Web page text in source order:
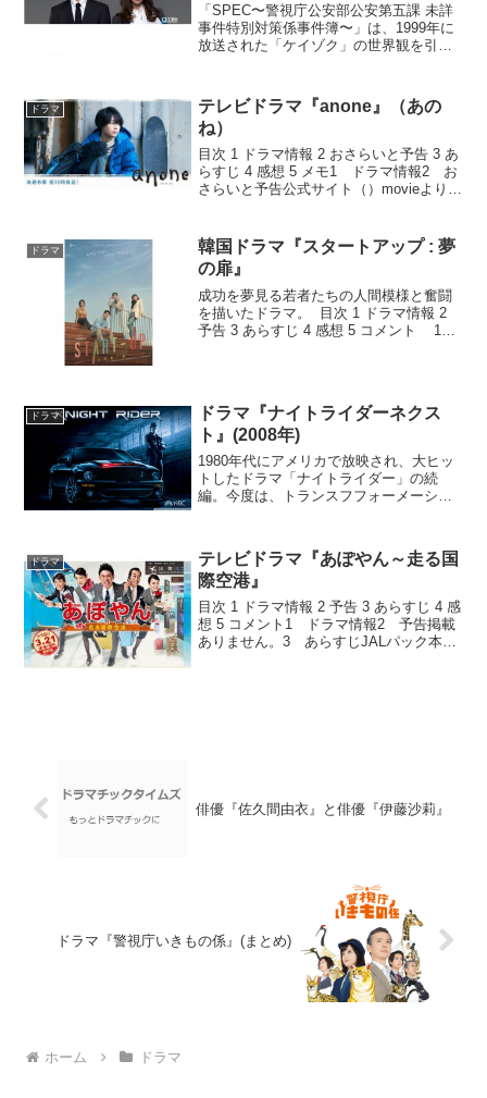
「SPEC〜警視庁公安部公安第五課 未詳
事件特別対策係事件簿〜」は、1999年に
放送された「ケイゾク」の世界観を引き
は変更されていますが、周りを固める登
場人物たちは、と...
ドラマ
テレビドラマ『anone』（あの
ね）
目次 1 ドラマ情報 2 おさらいと予告 3 あ
らすじ 4 感想 5 メモ1 ドラマ情報2 お
さらいと予告公式サイト（）movieより第
話おさらい3 あらすじアルバイト...
ドラマ
韓国ドラマ『スタートアップ : 夢
の扉』
成功を夢見る若者たちの人間模様と奮闘
を描いたドラマ。 目次 1 ドラマ情報 2
予告 3 あらすじ 4 感想 5 コメント 1
ドラマ
ドラマ『ナイトライダーネクス
ト』(2008年)
1980年代にアメリカで放映され、大ヒッ
トしたドラマ「ナイトライダー」の続
編。今度は、トランスフフォーメーショ
題: ナイトライダー(2008年)/ナ...
ドラマ
テレビドラマ『あぽやん～走る国
際空港』
目次 1 ドラマ情報 2 予告 3 あらすじ 4 感
想 5 コメント1 ドラマ情報2 予告掲載
ありません。3 あらすじJALパック本社
俳優『佐久間由衣』と俳優『伊藤沙莉』
ドラマ『警視庁いきもの係』(まとめ)
ホーム ドラマ